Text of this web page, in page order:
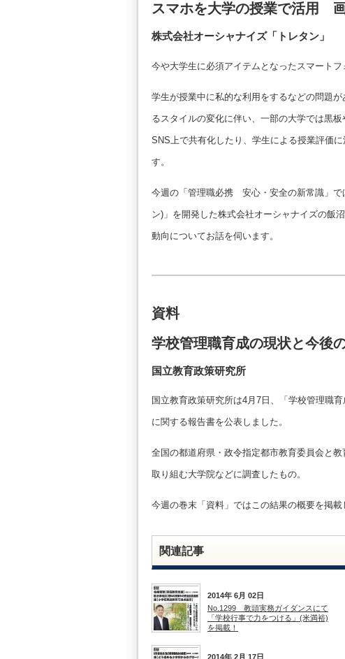
スマホを大学の授業で活用
株式会社オーシャナイズ「トレタン」
今や大学生に必須アイテムとなったスマートフ
学生が授業中に私的な利用をするなどの問題
るスタイルの変化に伴い、一部の大学では黒
SNS上で共有化したり、学生による授業評価
す。
今週の「管理職必携 安心・安全の新常識」で
ン)」を開発した株式会社オーシャナイズの飯
動向についてお話を伺います。
資料
学校管理職育成の現状と今後
国立教育政策研究所
国立教育政策研究所は4月7日、「学校管理職
に関する報告書を公表しました。
全国の都道府県・政令指定都市教育委員会と
取り組む大学院などに調査したもの。
今週の巻末「資料」ではこの結果の概要を掲載
関連記事
2014年 6月 02日
No.1299 教頭実務ガイダンスにて
「学校行事で力をつける」(米満裕)
を掲載！
2014年 2月 17日